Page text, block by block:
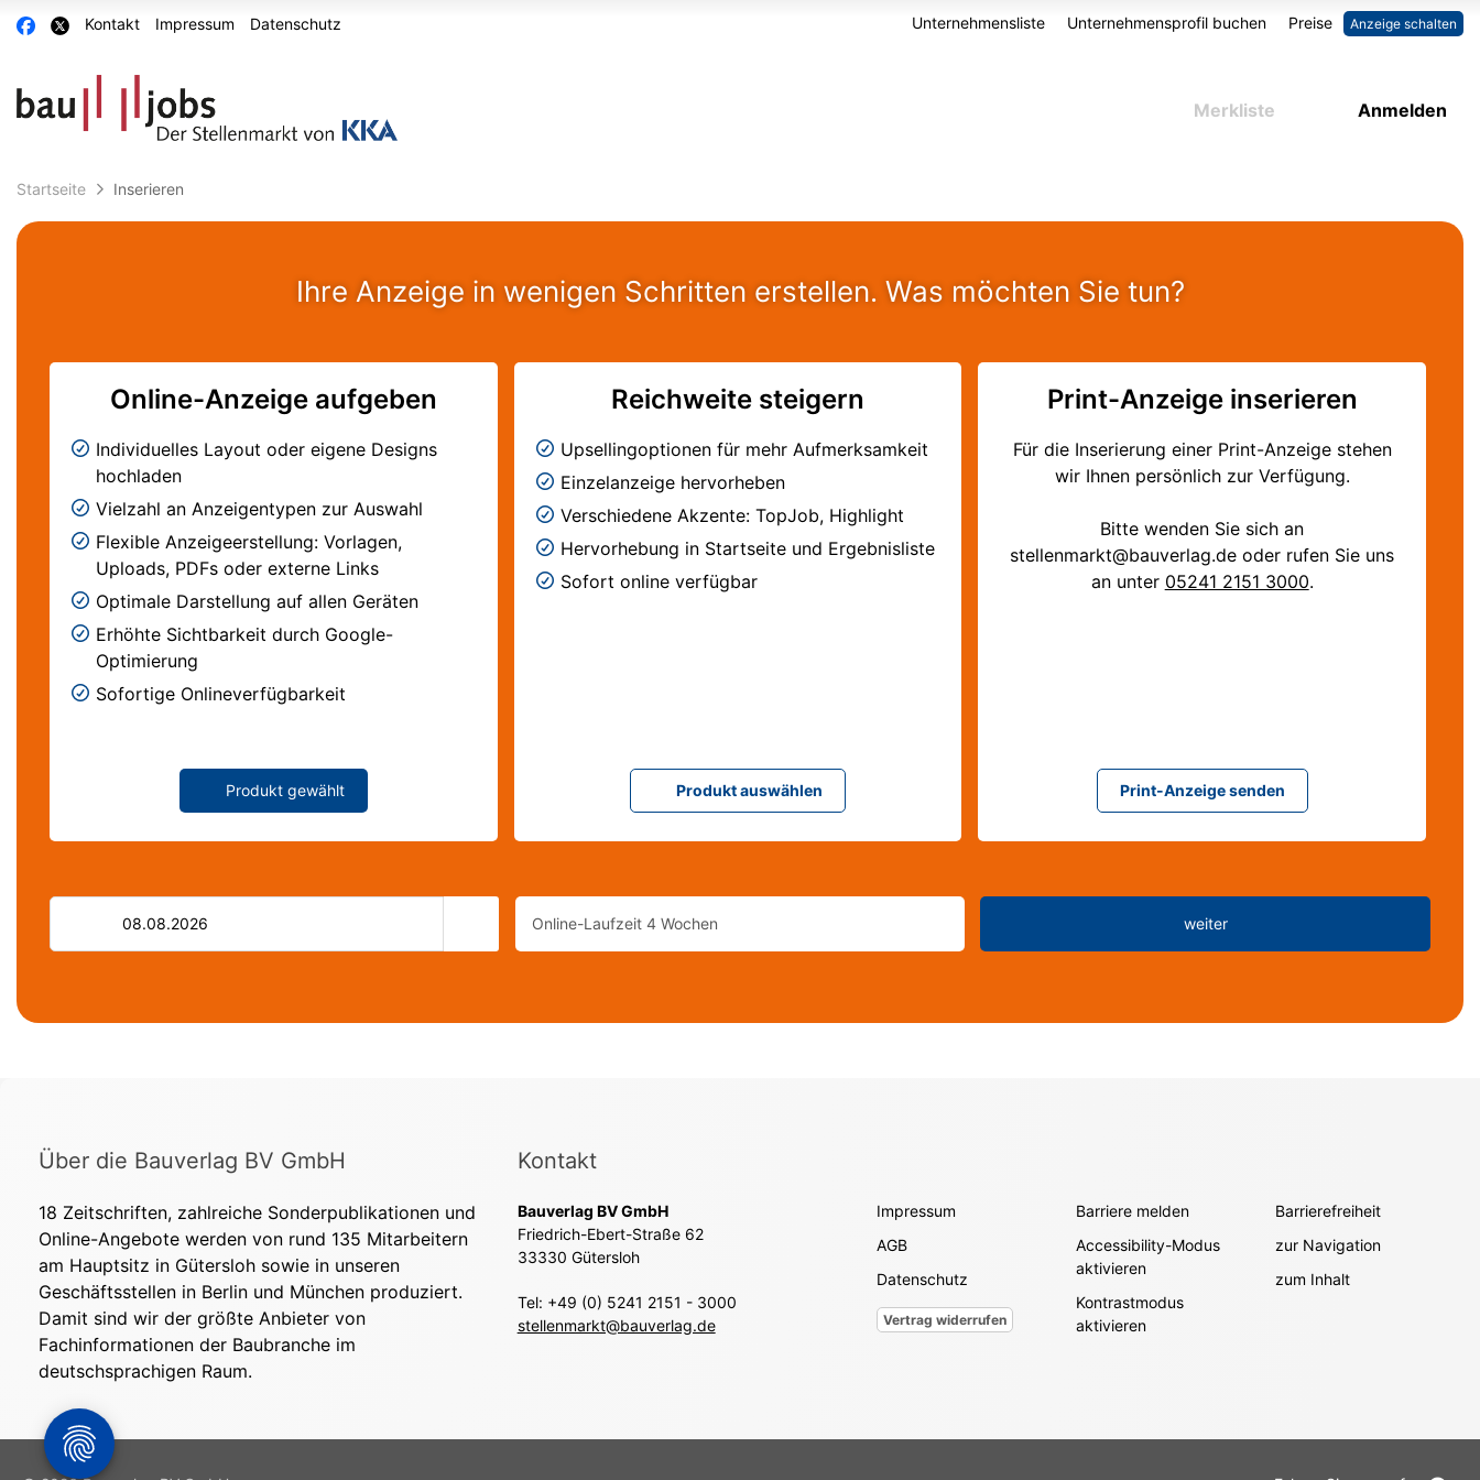
Accessibility
Modus
zur
Navigation
Auf
Auf
Kontakt Impressum Datenschutz Anzeige schalten
Unternehmensliste Unternehmensprofil buchen Preise
Anmelden
Merkliste
Startseite Inserieren
Ihre Anzeige in wenigen Schritten erstellen. Was möchten Sie tun?
Online-Anzeige aufgeben
Individuelles Layout oder eigene Designs
hochladen
Vielzahl an Anzeigentypen zur Auswahl
Flexible Anzeigeerstellung: Vorlagen,
Uploads, PDFs oder externe Links
Optimale Darstellung auf allen Geräten
Erhöhte Sichtbarkeit durch Google-
Optimierung
Sofortige Onlineverfügbarkeit
Produkt gewählt
Reichweite steigern
Upsellingoptionen für mehr Aufmerksamkeit
Einzelanzeige hervorheben
Verschiedene Akzente: TopJob, Highlight
Hervorhebung in Startseite und Ergebnisliste
Sofort online verfügbar
Produkt auswählen
Print-Anzeige inserieren
Für die Inserierung einer Print-Anzeige stehen
wir Ihnen persönlich zur Verfügung.
Bitte wenden Sie sich an
stellenmarkt@bauverlag.de oder rufen Sie uns
an unter 05241 2151 3000.
Print-Anzeige senden
eine
weiter
Über die Bauverlag BV GmbH
18 Zeitschriften, zahlreiche Sonderpublikationen und
Online-Angebote werden von rund 135 Mitarbeitern
am Hauptsitz in Gütersloh sowie in unseren
Geschäftsstellen in Berlin und München produziert.
Damit sind wir der größte Anbieter von
Fachinformationen der Baubranche im
deutschsprachigen Raum.
Kontakt
Bauverlag BV GmbH
Friedrich-Ebert-Straße 62
33330 Gütersloh
Tel: +49 (0) 5241 2151 - 3000
stellenmarkt@bauverlag.de
Impressum
AGB
Datenschutz
Vertrag widerrufen
Barriere melden
Accessibility-Modus
aktivieren
Kontrastmodus
aktivieren
Barrierefreiheit
zur Navigation
zum Inhalt